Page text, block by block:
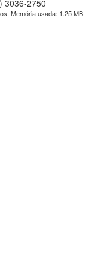
3036-2750
Memória usada: 1.25 MB